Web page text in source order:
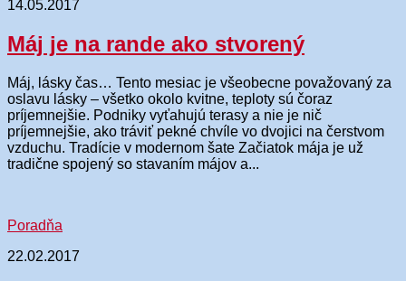
14.05.2017
Máj je na rande ako stvorený
Máj, lásky čas… Tento mesiac je všeobecne považovaný za
oslavu lásky – všetko okolo kvitne, teploty sú čoraz
príjemnejšie. Podniky vyťahujú terasy a nie je nič
príjemnejšie, ako tráviť pekné chvíle vo dvojici na čerstvom
vzduchu. Tradície v modernom šate Začiatok mája je už
tradične spojený so stavaním májov a...
Poradňa
22.02.2017